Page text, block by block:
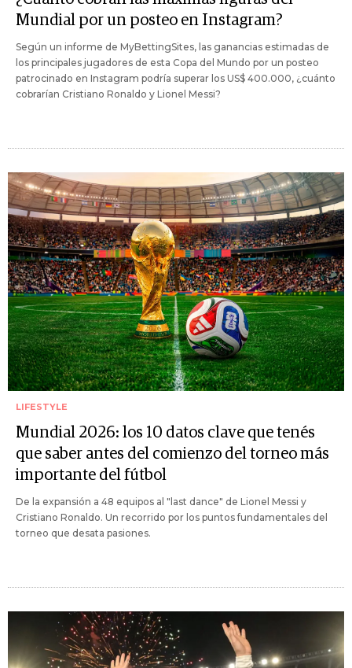
Mundial por un posteo en Instagram?
Según un informe de MyBettingSites, las ganancias estimadas de
los principales jugadores de esta Copa del Mundo por un posteo
patrocinado en Instagram podría superar los US$ 400.000, ¿cuánto
cobrarían Cristiano Ronaldo y Lionel Messi?
LIFESTYLE
Mundial 2026: los 10 datos clave que tenés
que saber antes del comienzo del torneo más
importante del fútbol
De la expansión a 48 equipos al "last dance" de Lionel Messi y
Cristiano Ronaldo. Un recorrido por los puntos fundamentales del
torneo que desata pasiones.